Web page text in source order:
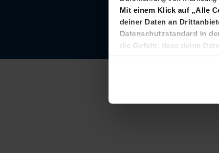
Mit einem Klick auf „Alle
deiner Daten an
Datenschutzstandard in
die Gefahr, dass deine